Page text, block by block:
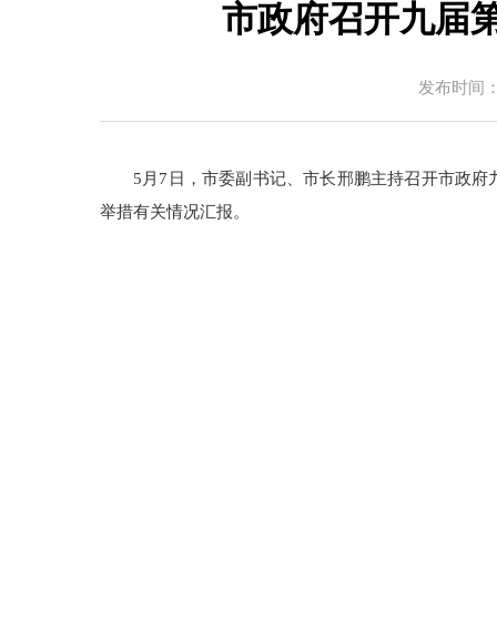
市政府召开九届
发布时间
5月7日，市委副书记、市长邢鹏主持召开市政
举措有关情况汇报。